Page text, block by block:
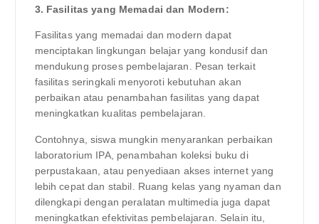
3. Fasilitas yang Memadai dan Modern:
Fasilitas yang memadai dan modern dapat
menciptakan lingkungan belajar yang kondusif dan
mendukung proses pembelajaran. Pesan terkait
fasilitas seringkali menyoroti kebutuhan akan
perbaikan atau penambahan fasilitas yang dapat
meningkatkan kualitas pembelajaran.
Contohnya, siswa mungkin menyarankan perbaikan
laboratorium IPA, penambahan koleksi buku di
perpustakaan, atau penyediaan akses internet yang
lebih cepat dan stabil. Ruang kelas yang nyaman dan
dilengkapi dengan peralatan multimedia juga dapat
meningkatkan efektivitas pembelajaran. Selain itu,